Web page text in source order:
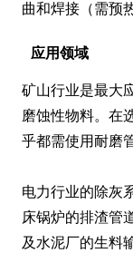
曲和焊接（需预
应用领域
矿山行业是最大
磨蚀性物料。在
乎都需使用耐磨
电力行业的除灰
床锅炉的排渣管
及水泥厂的生料